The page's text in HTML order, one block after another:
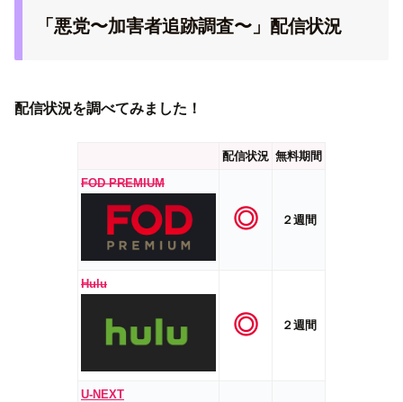
「悪党〜加害者追跡調査〜」配信状況
配信状況を調べてみました！
配信状況 無料期間
FOD PREMIUM
◎ ２週間
Hulu
◎ ２週間
U-NEXT